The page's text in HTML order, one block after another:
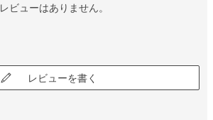
レビューはありません。
レビューを書く